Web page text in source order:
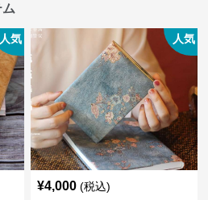
人気 人気
¥4,000 (税込)